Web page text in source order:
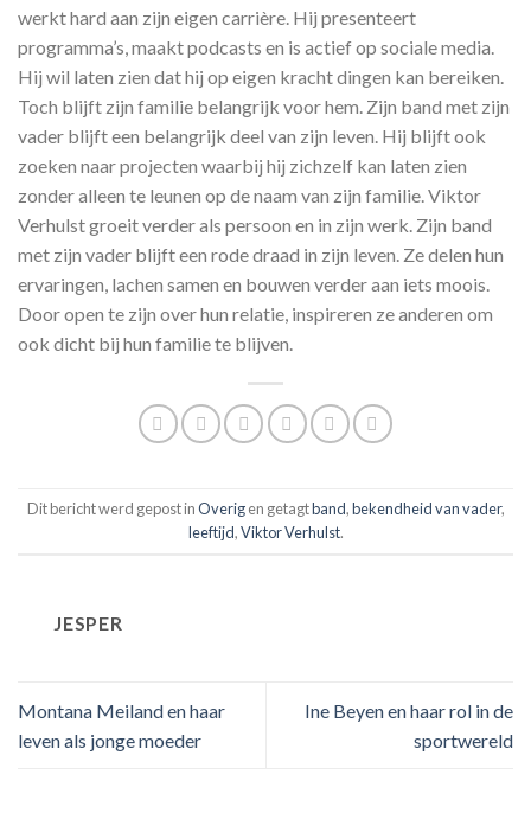
werkt hard aan zijn eigen carrière. Hij presenteert
programma’s, maakt podcasts en is actief op sociale media.
Hij wil laten zien dat hij op eigen kracht dingen kan bereiken.
Toch blijft zijn familie belangrijk voor hem. Zijn band met zijn
vader blijft een belangrijk deel van zijn leven. Hij blijft ook
zoeken naar projecten waarbij hij zichzelf kan laten zien
zonder alleen te leunen op de naam van zijn familie. Viktor
Verhulst groeit verder als persoon en in zijn werk. Zijn band
met zijn vader blijft een rode draad in zijn leven. Ze delen hun
ervaringen, lachen samen en bouwen verder aan iets moois.
Door open te zijn over hun relatie, inspireren ze anderen om
ook dicht bij hun familie te blijven.
Dit bericht werd gepost inOverigen getagtband,bekendheid van vader,
leeftijd,Viktor Verhulst.
JESPER
Montana Meiland en haar
leven als jonge moeder
Ine Beyen en haar rol in de
sportwereld